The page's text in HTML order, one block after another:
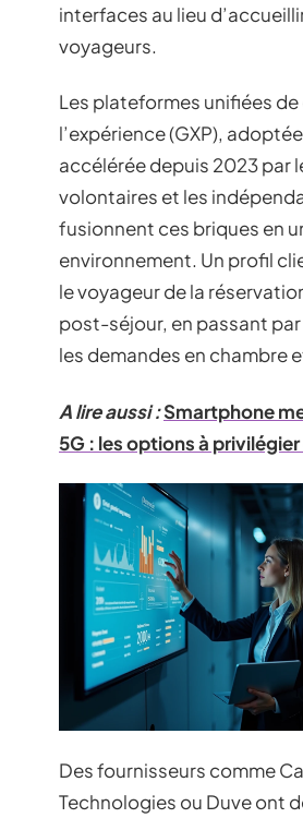
interfaces au lieu
voyageurs.
Les plateformes unifiées
l’expérience (GXP),
accélérée depuis 2023 par
volontaires et les
fusionnent ces briques en
environnement. Un profil
le voyageur de la
post-séjour, en passant
les demandes en chambre
A lire aussi :Smartphone
5G : les options à
Des fournisseurs comme
Technologies ou Duve ont